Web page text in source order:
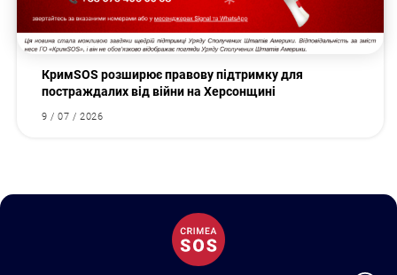
КримSOS розширює правову підтримку для
постраждалих від війни на Херсонщині
9 / 07 / 2026